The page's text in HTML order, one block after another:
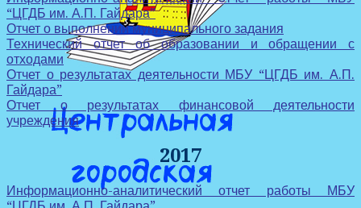
“ЦГДБ им. А.П. Гайдара”
Отчет о выполнении муниципального задания
Технический отчет об образовании и обращении с
отходами
Отчет о результатах деятельности МБУ “ЦГДБ им. А.П.
Гайдара”
Отчет о результатах финансовой деятельности
учреждения
2017
Информационно-аналитический отчет работы МБУ